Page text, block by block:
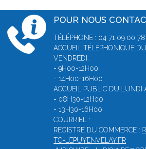
POUR NOUS
TÉLÉPHONE : 04 71 09 00 78
ACCUEIL TÉLÉPHONIQUE
VENDREDI :
- 9H00-12H00
- 14H00-16H00
ACCUEIL PUBLIC DU LUNDI
- 08H30-12H00
- 13H30-16H00
COURRIEL :
REGISTRE DU COMMERCE :
TC-LEPUYENVELAY.FR